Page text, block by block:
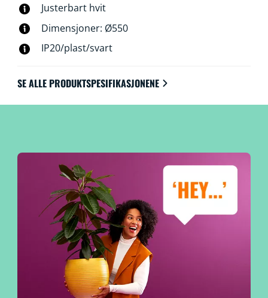
Justerbart hvit
Dimensjoner: Ø550
IP20/plast/svart
SE ALLE PRODUKTSPESIFIKASJONENE